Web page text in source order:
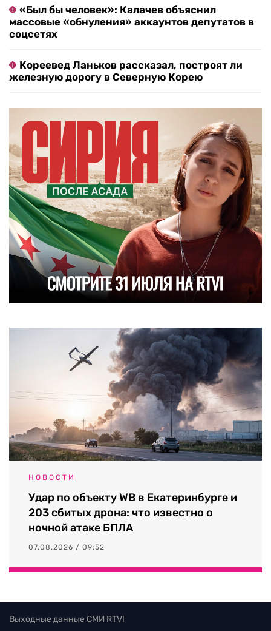
«Был бы человек»: Калачев объяснил
массовые «обнуления» аккаунтов депутатов в
соцсетях
Кореевед Ланьков рассказал, построят ли
железную дорогу в Северную Корею
НОВОСТИ
Удар по объекту WB в Екатеринбурге и
203 сбитых дрона: что известно о
ночной атаке БПЛА
07.08.2026 / 09:52
Выходные данные СМИ RTVI